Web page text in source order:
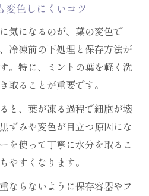
変色しにくいコツ
気になるのが、葉の変色で
冷凍前の下処理と保存方法が
。特に、ミントの葉を軽く洗
取ることが重要です。
と、葉が凍る過程で細胞が壊
ずみや変色が目立つ原因にな
を使って丁寧に水分を取るこ
やすくなります。
ならないように保存容器やフ